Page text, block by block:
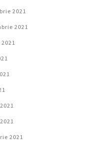
2021
2021
2021